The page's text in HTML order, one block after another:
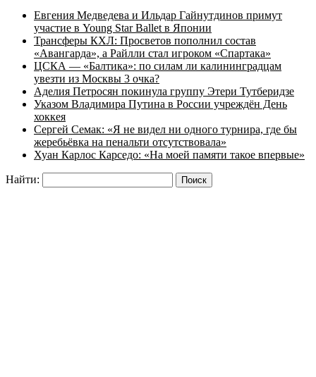
Евгения Медведева и Ильдар Гайнутдинов примут
участие в Young Star Ballet в Японии
Трансферы КХЛ: Просветов пополнил состав
«Авангарда», а Райлли стал игроком «Спартака»
ЦСКА — «Балтика»: по силам ли калининградцам
увезти из Москвы 3 очка?
Аделия Петросян покинула группу Этери Тутберидзе
Указом Владимира Путина в России учреждён День
хоккея
Сергей Семак: «Я не видел ни одного турнира, где бы
жеребьёвка на пенальти отсутствовала»
Хуан Карлос Карседо: «На моей памяти такое впервые»
Найти: